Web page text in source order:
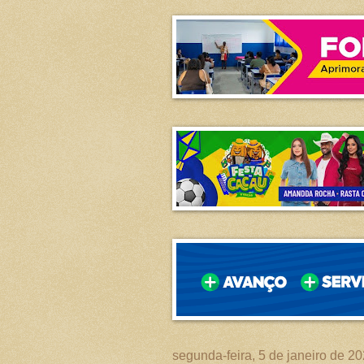
segunda-feira, 5 de janeiro de